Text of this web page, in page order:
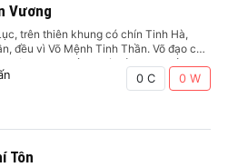
Vương
trên thiên khung có chín Tinh Hà,
đều vì Võ Mệnh Tinh Thần. Võ đạo chi
thông Tinh Thần, thức tỉnh Tinh Hồn,
Truyền thuyết, Võ tu lợi hại nhất Cửu
0 C 0W
Tôn